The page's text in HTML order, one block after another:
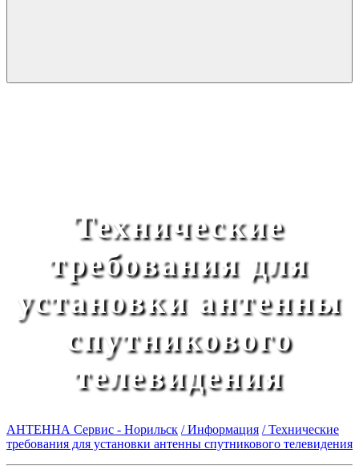
Технические
требования для
установки антенны
спутникового
телевидения
АНТЕННА Сервис - Норильск / Информация / Технические
требования для установки антенны спутникового телевидения